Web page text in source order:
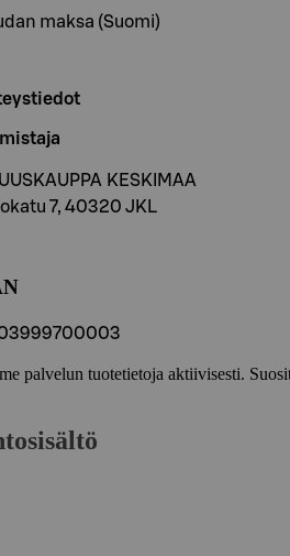
maksa (Suomi)
KESKIMAA
7, 40320 JKL
palvelun tuotetietoja aktiivisesti.